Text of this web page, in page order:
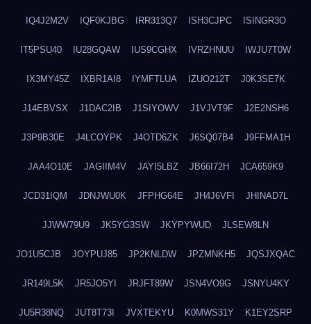
IQ4J2M2V IQF0KJBG IRR313Q7 ISH3CJPC ISINGR3O
IT5PSU40 IU28GQAW IUS9CGHX IVRZHNUU IWJU7T0W
IX3MY45Z IXBR1AI8 IYMFTLUA IZUO212T J0K3SE7K
J14EBVSX J1DAC2IB J1SIYOWV J1VJVT9F J2E2NSH6
J3P9B30E J4LCOYPK J4OTD6ZK J6SQ07B4 J9FFMA1H
JAA4O10E JAGIIM4V JAYI5LBZ JB66I72H JCA659K9
JCD31IQM JDNJWU0K JFPHG64E JH4J6VFI JHINAD7L
JJWW79U9 JK5YG3SW JKYPYWUD JLSEW8LN
JO1U5CJB JOYPUJ85 JP2KNLDW JPZMNKH5 JQSJXQAC
JR149L5K JR5JO5YI JRJFT89W JSN4VO9G JSNYU4KY
JU5R38NQ JUT8T73I JVXTEKYU K0MWS31Y K1EY2SRP